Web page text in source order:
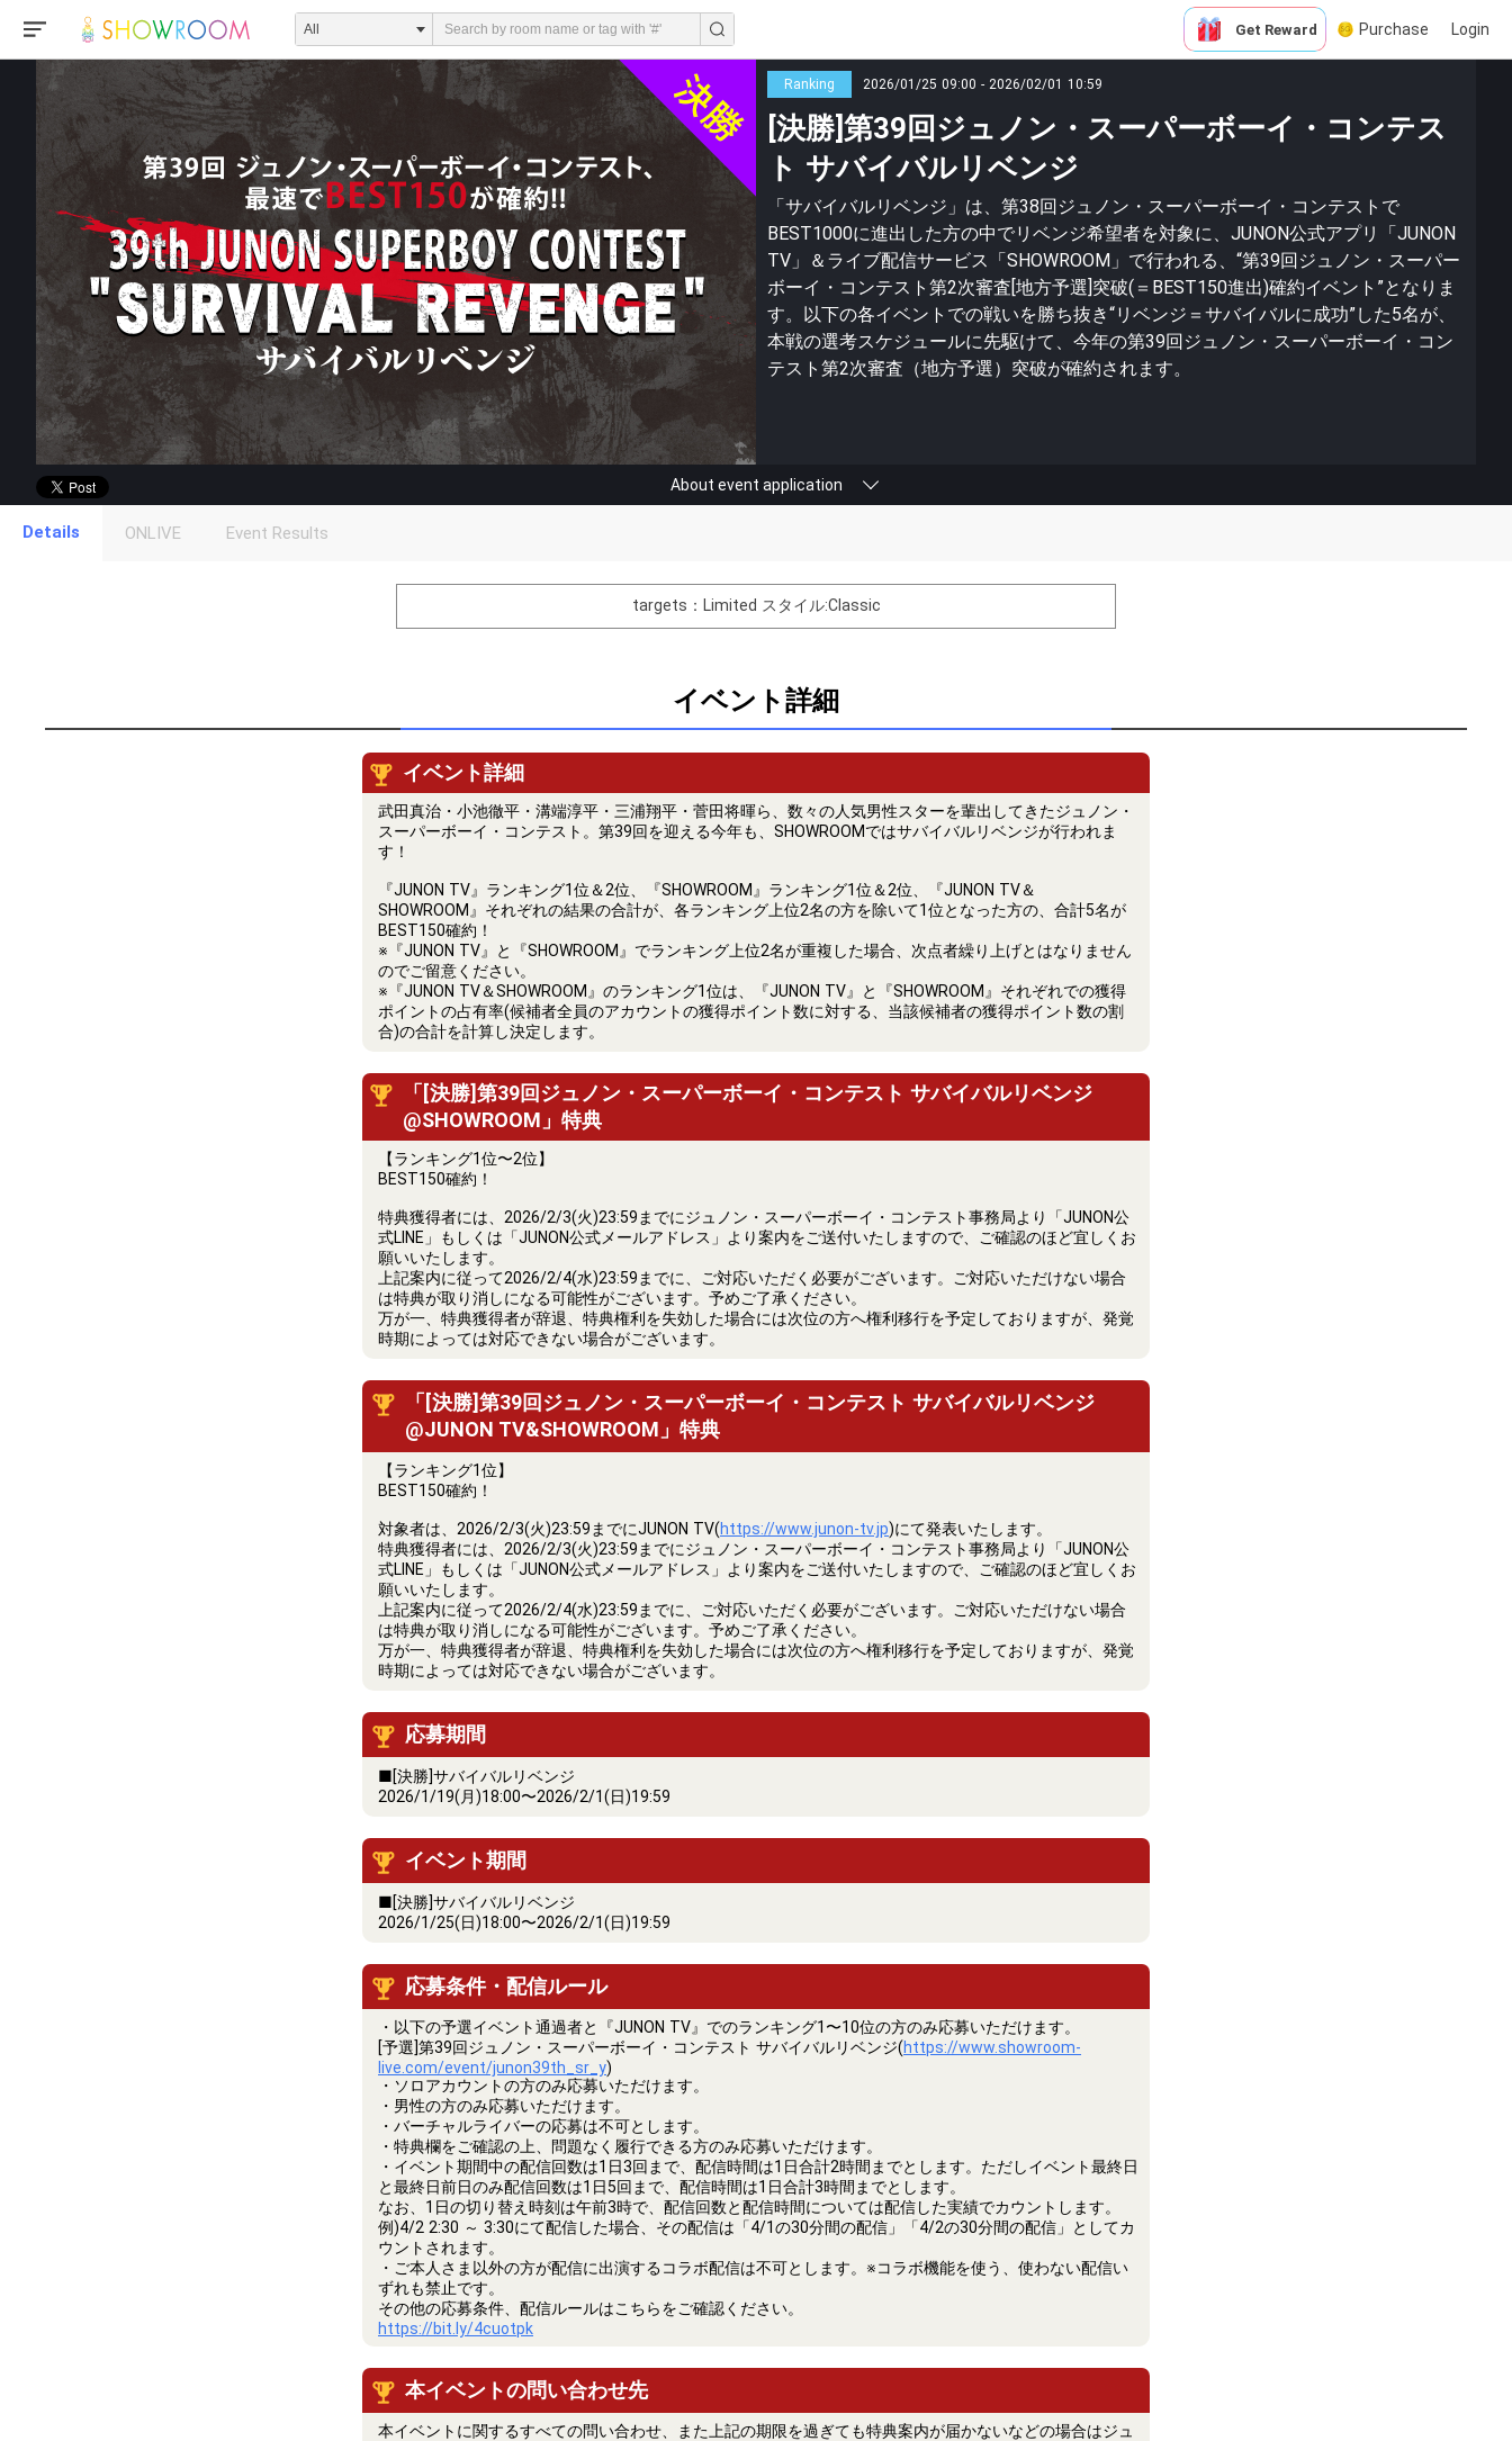
Get Reward Purchase Login
Ranking 2026/01/25 09:00 - 2026/02/01 10:59
[決勝]第39回ジュノン・スーパーボーイ・コンテス
ト サバイバルリベンジ
「サバイバルリベンジ」は、第38回ジュノン・スーパーボーイ・コンテストで
BEST1000に進出した方の中でリベンジ希望者を対象に、JUNON公式アプリ「JUNON
TV」＆ライブ配信サービス「SHOWROOM」で行われる、“第39回ジュノン・スーパー
ボーイ・コンテスト第2次審査[地方予選]突破(＝BEST150進出)確約イベント”となりま
す。以下の各イベントでの戦いを勝ち抜き“リベンジ＝サバイバルに成功”した5名が、
本戦の選考スケジュールに先駆けて、今年の第39回ジュノン・スーパーボーイ・コン
テスト第2次審査（地方予選）突破が確約されます。
About event application
Gifting
(available from 1 JPY)! When you continue to send gifts to the performer(s), the performer's
Close
Details ONLIVE Event Results
targets：Limited スタイル:Classic
イベント詳細
イベント詳細
武田真治・小池徹平・溝端淳平・三浦翔平・菅田将暉ら、数々の人気男性スターを輩出してきたジュノン・
スーパーボーイ・コンテスト。第39回を迎える今年も、SHOWROOMではサバイバルリベンジが行われま
す！
『JUNON TV』ランキング1位＆2位、『SHOWROOM』ランキング1位＆2位、『JUNON TV＆
SHOWROOM』それぞれの結果の合計が、各ランキング上位2名の方を除いて1位となった方の、合計5名が
BEST150確約！
※『JUNON TV』と『SHOWROOM』でランキング上位2名が重複した場合、次点者繰り上げとはなりません
のでご留意ください。
※『JUNON TV＆SHOWROOM』のランキング1位は、『JUNON TV』と『SHOWROOM』それぞれでの獲得
ポイントの占有率(候補者全員のアカウントの獲得ポイント数に対する、当該候補者の獲得ポイント数の割
合)の合計を計算し決定します。
「[決勝]第39回ジュノン・スーパーボーイ・コンテスト サバイバルリベンジ
@SHOWROOM」特典
【ランキング1位〜2位】
BEST150確約！
特典獲得者には、2026/2/3(火)23:59までにジュノン・スーパーボーイ・コンテスト事務局より「JUNON公
式LINE」もしくは「JUNON公式メールアドレス」より案内をご送付いたしますので、ご確認のほど宜しくお
願いいたします。
上記案内に従って2026/2/4(水)23:59までに、ご対応いただく必要がございます。ご対応いただけない場合
は特典が取り消しになる可能性がございます。予めご了承ください。
万が一、特典獲得者が辞退、特典権利を失効した場合には次位の方へ権利移行を予定しておりますが、発覚
時期によっては対応できない場合がございます。
「[決勝]第39回ジュノン・スーパーボーイ・コンテスト サバイバルリベンジ
@JUNON TV&SHOWROOM」特典
【ランキング1位】
BEST150確約！
対象者は、2026/2/3(火)23:59までにJUNON TV(https://www.junon-tv.jp)にて発表いたします。
特典獲得者には、2026/2/3(火)23:59までにジュノン・スーパーボーイ・コンテスト事務局より「JUNON公
式LINE」もしくは「JUNON公式メールアドレス」より案内をご送付いたしますので、ご確認のほど宜しくお
願いいたします。
上記案内に従って2026/2/4(水)23:59までに、ご対応いただく必要がございます。ご対応いただけない場合
は特典が取り消しになる可能性がございます。予めご了承ください。
万が一、特典獲得者が辞退、特典権利を失効した場合には次位の方へ権利移行を予定しておりますが、発覚
時期によっては対応できない場合がございます。
応募期間
■[決勝]サバイバルリベンジ
2026/1/19(月)18:00〜2026/2/1(日)19:59
イベント期間
■[決勝]サバイバルリベンジ
2026/1/25(日)18:00〜2026/2/1(日)19:59
応募条件・配信ルール
・以下の予選イベント通過者と『JUNON TV』でのランキング1〜10位の方のみ応募いただけます。
[予選]第39回ジュノン・スーパーボーイ・コンテスト サバイバルリベンジ(https://www.showroom-
live.com/event/junon39th_sr_y)
・ソロアカウントの方のみ応募いただけます。
・男性の方のみ応募いただけます。
・バーチャルライバーの応募は不可とします。
・特典欄をご確認の上、問題なく履行できる方のみ応募いただけます。
・イベント期間中の配信回数は1日3回まで、配信時間は1日合計2時間までとします。ただしイベント最終日
と最終日前日のみ配信回数は1日5回まで、配信時間は1日合計3時間までとします。
なお、1日の切り替え時刻は午前3時で、配信回数と配信時間については配信した実績でカウントします。
例)4/2 2:30 ～ 3:30にて配信した場合、その配信は「4/1の30分間の配信」「4/2の30分間の配信」としてカ
ウントされます。
・ご本人さま以外の方が配信に出演するコラボ配信は不可とします。※コラボ機能を使う、使わない配信い
ずれも禁止です。
その他の応募条件、配信ルールはこちらをご確認ください。
https://bit.ly/4cuotpk
本イベントの問い合わせ先
本イベントに関するすべての問い合わせ、また上記の期限を過ぎても特典案内が届かないなどの場合はジュ